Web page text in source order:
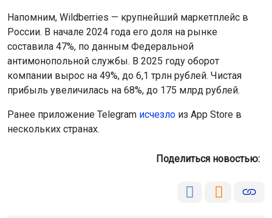
Напомним, Wildberries — крупнейший маркетплейс в
России. В начале 2024 года его доля на рынке
составила 47%, по данным Федеральной
антимонопольной службы. В 2025 году оборот
компании вырос на 49%, до 6,1 трлн рублей. Чистая
прибыль увеличилась на 68%, до 175 млрд рублей.
Ранее приложение Telegram исчезло из App Store в
нескольких странах.
Поделиться новостью: